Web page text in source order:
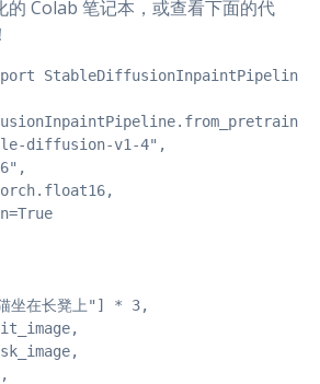
的 Colab 笔记本，或查看下面的代
StableDiffusionInpaintPipeline
diffusion-v1-4",
坐在长凳上"] * 3,